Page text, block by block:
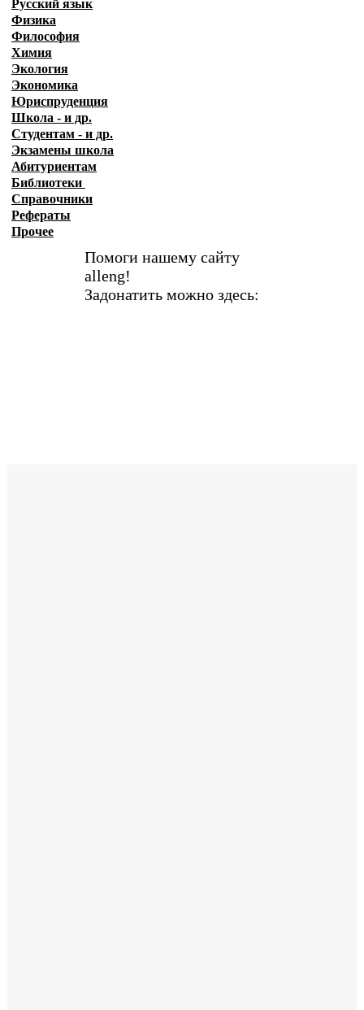
Русский язык
Физика
Философия
Химия
Экология
Экономика
Юриспруденция
Школа - и др.
Студентам - и др.
Экзамены школа
Абитуриентам
Библиотеки
Справочники
Рефераты
Прочее
Помоги нашему сайту
alleng!
Задонатить можно здесь: